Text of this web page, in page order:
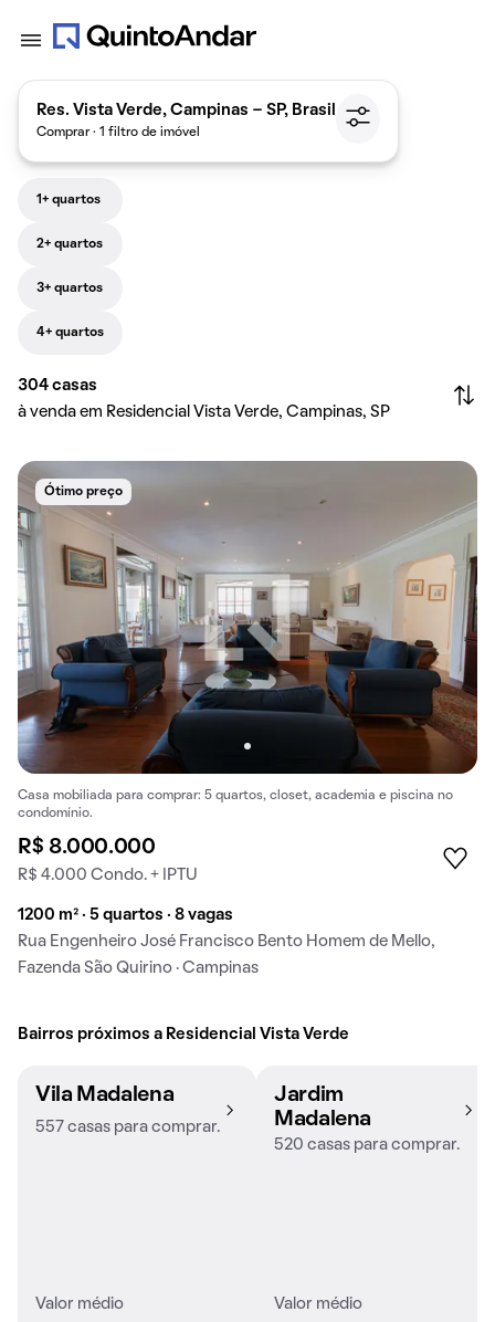
Res. Vista Verde, Campinas - SP, Brasil
Comprar · 1 filtro de imóvel
1+ quartos
2+ quartos
3+ quartos
4+ quartos
304 casas
à venda em Residencial Vista Verde, Campinas, SP
Ótimo preço
Casa mobiliada para comprar: 5 quartos, closet, academia e piscina no
condomínio.
R$ 8.000.000
R$ 4.000 Condo. + IPTU
1200 m² · 5 quartos · 8 vagas
Rua Engenheiro José Francisco Bento Homem de Mello,
Fazenda São Quirino · Campinas
Bairros próximos a Residencial Vista Verde
Vila Madalena
557 casas para comprar.
Valor médio
Jardim
Madalena
520 casas para comprar.
Valor médio